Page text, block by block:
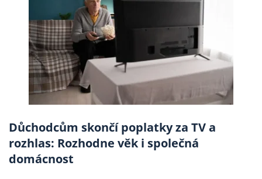
Důchodcům skončí poplatky za TV a
rozhlas: Rozhodne věk i společná
domácnost